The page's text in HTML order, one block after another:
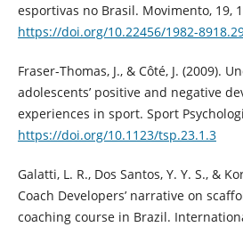
esportivas no Brasil. Movimento, 19,
https://doi.org/10.22456/1982-
Fraser-Thomas, J., & Côté, J. (2009).
adolescents’ positive and negative
experiences in sport. Sport
https://doi.org/10.1123/tsp.23.1.3
Galatti, L. R., Dos Santos, Y. Y. S., &
Coach Developers’ narrative on
coaching course in Brazil.